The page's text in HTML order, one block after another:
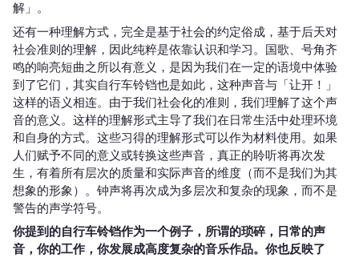
解」。
还有一种理解方式，完全是基于社会的约定俗成，基于后天对
社会准则的理解，因此纯粹是依靠认识和学习。国歌、号角齐
鸣的响亮短曲之所以有意义，是因为我们在一定的语境中体验
到了它们，其实自行车铃铛也是如此，这种声音与「让开！」
这样的语义相连。由于我们社会化的准则，我们理解了这个声
音的意义。这样的理解形式主导了我们在日常生活中处理环境
和自身的方式。这些习得的理解形式可以作为材料使用。如果
人们赋予不同的意义或转换这些声音，真正的聆听将再次发
生，有着所有层次的质量和实际声音的维度（而不是我们为其
想象的形象）。钟声将再次成为多层次和复杂的现象，而不是
警告的声学符号。
你提到的自行车铃铛作为一个例子，所谓的琐碎，日常的声
音，你的工作，你发展成高度复杂的音乐作品。你也反映了